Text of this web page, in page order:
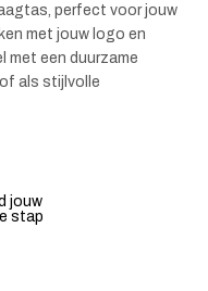
perfect voor jouw
met jouw logo en
met een duurzame
als stijlvolle
jouw
stap